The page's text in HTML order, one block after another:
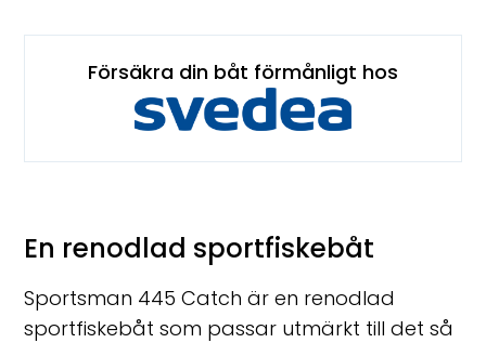
Försäkra din båt förmånligt hos
En renodlad sportfiskebåt
Sportsman 445 Catch är en renodlad
sportfiskebåt som passar utmärkt till det så